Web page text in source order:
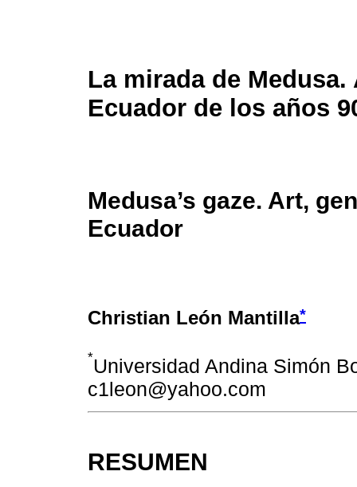
La mirada de
Ecuador de los años
Medusa’s gaze. Art,
Ecuador
Christian León Mantilla*
*Universidad Andina Simón
c1leon@yahoo.com
RESUMEN